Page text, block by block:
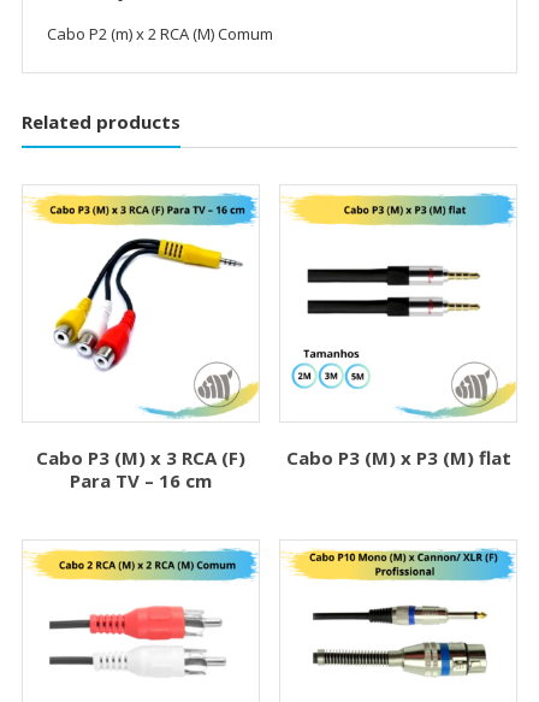
Cabo P2 (m) x 2 RCA (M) Comum
Related products
Cabo P3 (M) x 3 RCA (F)
Para TV – 16 cm
Cabo P3 (M) x P3 (M) flat